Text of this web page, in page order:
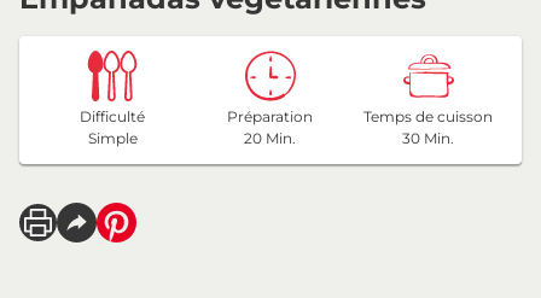
Difficulté
Simple
Préparation
20 Min.
Temps de cuisson
30 Min.